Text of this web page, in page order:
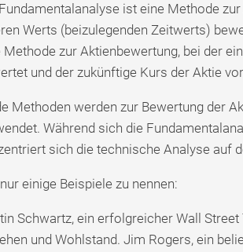
ist eine Methode
Werts (beizulegenden Zeitwerts)
Methode zur Aktienbewertung, bei der
und der zukünftige Kurs der Aktie
Methoden werden zur Bewertung der
Während sich die
sich die technische Analyse auf
einige Beispiele zu nennen:
Schwartz, ein erfolgreicher Wall
und Wohlstand. Jim Rogers, ein